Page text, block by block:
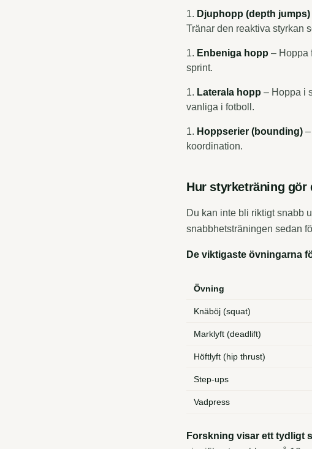
Djuphopp (depth jumps)
Tränar den reaktiva styrkan
Enbeniga hopp – Hoppa
sprint.
Laterala hopp – Hoppa i
vanliga i fotboll.
Hoppserier (bounding)
koordination.
Hur styrketräning gör
Du kan inte bli riktigt snabb
snabbhetsträningen sedan
De viktigaste övningarna
Övning
Knäböj (squat)
Marklyft (deadlift)
Höftlyft (hip thrust)
Step-ups
Vadpress
Forskning visar ett tydligt